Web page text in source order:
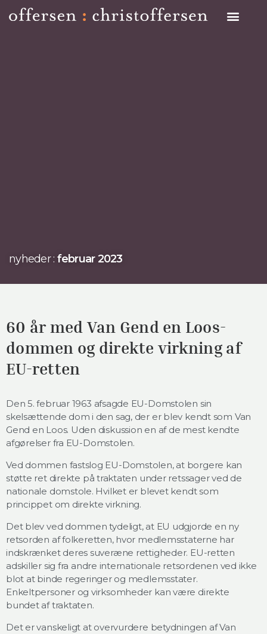
nyheder : februar 2023
60 år med Van Gend en Loos-
dommen og direkte virkning af
EU-retten
Den 5. februar 1963 afsagde EU-Domstolen sin
skelsættende dom i den sag, der er blev kendt som Van
Gend en Loos. Uden diskussion en af de mest kendte
afgørelser fra EU-Domstolen.
Ved dommen fastslog EU-Domstolen, at borgere kan
støtte ret direkte på traktaten under retssager ved de
nationale domstole. Hvilket er blevet kendt som
princippet om direkte virkning.
Det blev ved dommen tydeligt, at EU udgjorde en ny
retsorden af folkeretten, hvor medlemsstaterne har
indskrænket deres suveræne rettigheder. EU-retten
adskiller sig fra andre internationale retsordenen ved ikke
blot at binde regeringer og medlemsstater.
Enkeltpersoner og virksomheder kan være direkte
bundet af traktaten.
Det er vanskeligt at overvurdere betydningen af Van